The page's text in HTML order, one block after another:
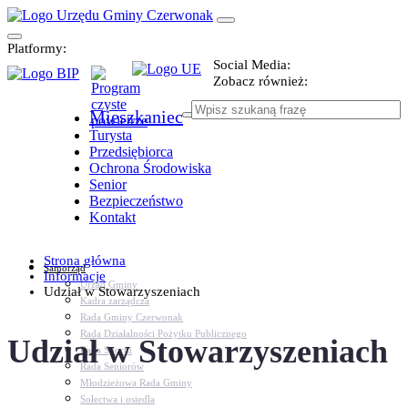
Platformy:
Social Media:
Zobacz również:
Mieszkaniec
Turysta
Przedsiębiorca
Ochrona Środowiska
Senior
Bezpieczeństwo
Kontakt
Samorząd
Urząd Gminy
Kadra zarządcza
Rada Gminy Czerwonak
Rada Działalności Pożytku Publicznego
Rada Sportu
Rada Seniorów
Młodzieżowa Rada Gminy
Sołectwa i osiedla
Strona główna
Informacje
Udział w Stowarzyszeniach
Udział w Stowarzyszeniach